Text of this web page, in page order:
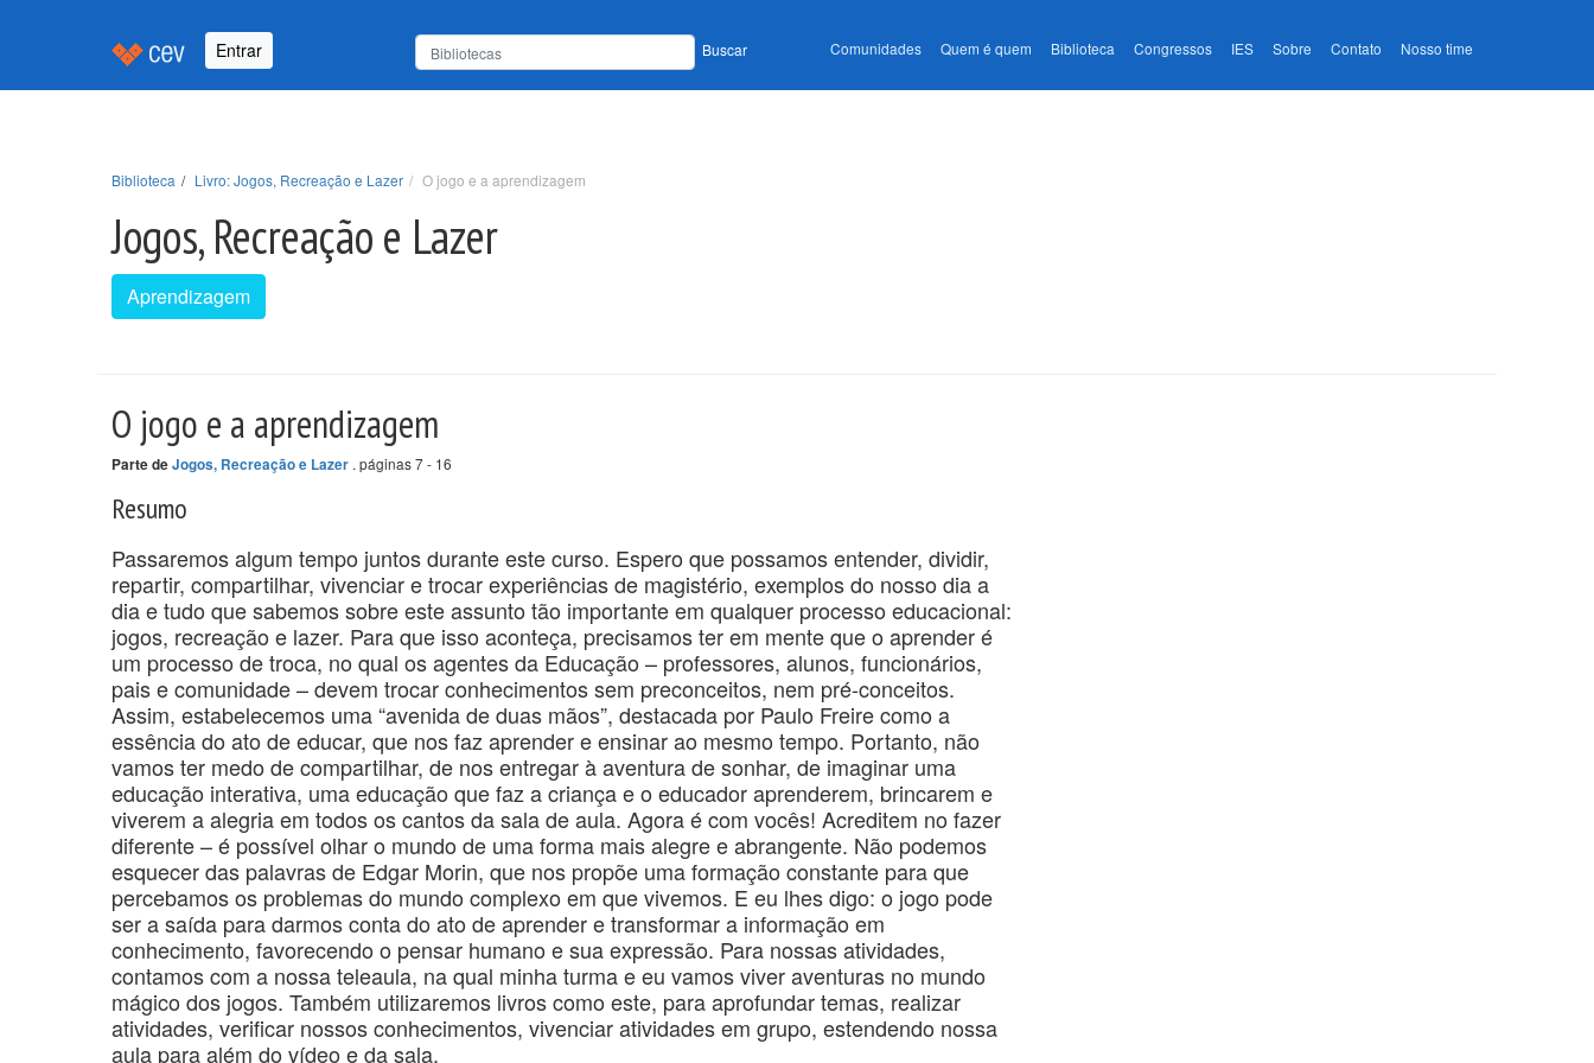
Entrar Buscar Comunidades Quem é quem Biblioteca Congressos IES Sobre Contato Nosso time
Biblioteca Livro: Jogos, Recreação e Lazer O jogo e a aprendizagem
Jogos, Recreação e Lazer
Aprendizagem
O jogo e a aprendizagem
Parte deJogos, Recreação e Lazer . páginas 7 - 16
Resumo
Passaremos algum tempo juntos durante este curso. Espero que possamos entender, dividir,
repartir, compartilhar, vivenciar e trocar experiências de magistério, exemplos do nosso dia a
dia e tudo que sabemos sobre este assunto tão importante em qualquer processo educacional:
jogos, recreação e lazer. Para que isso aconteça, precisamos ter em mente que o aprender é
um processo de troca, no qual os agentes da Educação – professores, alunos, funcionários,
pais e comunidade – devem trocar conhecimentos sem preconceitos, nem pré-conceitos.
Assim, estabelecemos uma “avenida de duas mãos”, destacada por Paulo Freire como a
essência do ato de educar, que nos faz aprender e ensinar ao mesmo tempo. Portanto, não
vamos ter medo de compartilhar, de nos entregar à aventura de sonhar, de imaginar uma
educação interativa, uma educação que faz a criança e o educador aprenderem, brincarem e
viverem a alegria em todos os cantos da sala de aula. Agora é com vocês! Acreditem no fazer
diferente – é possível olhar o mundo de uma forma mais alegre e abrangente. Não podemos
esquecer das palavras de Edgar Morin, que nos propõe uma formação constante para que
percebamos os problemas do mundo complexo em que vivemos. E eu lhes digo: o jogo pode
ser a saída para darmos conta do ato de aprender e transformar a informação em
conhecimento, favorecendo o pensar humano e sua expressão. Para nossas atividades,
contamos com a nossa teleaula, na qual minha turma e eu vamos viver aventuras no mundo
mágico dos jogos. Também utilizaremos livros como este, para aprofundar temas, realizar
atividades, verificar nossos conhecimentos, vivenciar atividades em grupo, estendendo nossa
aula para além do vídeo e da sala.